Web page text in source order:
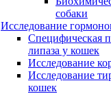
собаки
Исследование
Специфическая
липаза у кошек
Исследование
Исследование
кошек